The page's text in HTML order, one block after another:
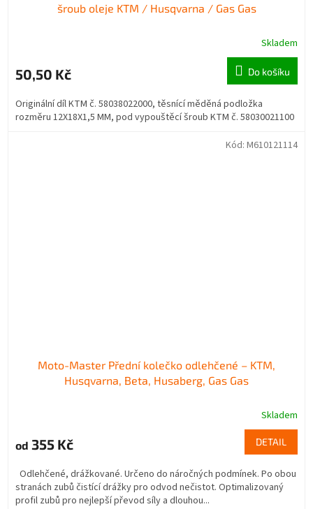
šroub oleje KTM / Husqvarna / Gas Gas
Skladem
50,50 Kč Do košíku
Originální díl KTM č. 58038022000, těsnící měděná podložka
rozměru 12X18X1,5 MM, pod vypouštěcí šroub KTM č. 58030021100
Moto-Master Přední kolečko odlehčené – KTM,
Husqvarna, Beta, Husaberg, Gas Gas
Skladem
od 355 Kč DETAIL
Odlehčené, drážkované. Určeno do náročných podmínek. Po obou
stranách zubů čistící drážky pro odvod nečistot. Optimalizovaný
profil zubů pro nejlepší převod síly a dlouhou...
Kód: M610121114